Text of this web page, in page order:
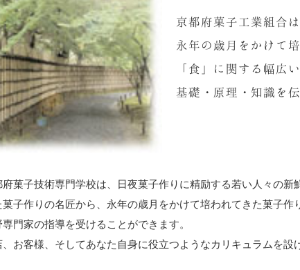
京都府菓子工業組合
永年の歳月をかけて
「食」に関する幅広
基礎・原理・知識を
府菓子技術専門学校は、日夜菓子作りに精励する若い人々の新
菓子作りの名匠から、永年の歳月をかけて培われてきた菓子
専門家の指導を受けることができます。
、お客様、そしてあなた自身に役立つようなカリキュラムを設